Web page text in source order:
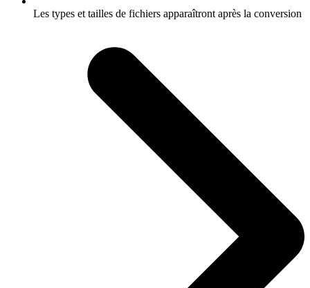
Les types et tailles de fichiers apparaîtront après la conversion